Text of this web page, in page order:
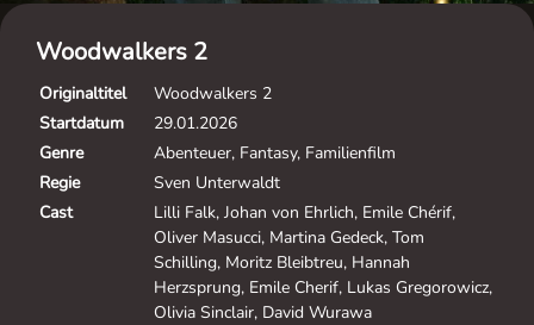
Woodwalkers 2
Originaltitel
Woodwalkers 2
Startdatum
29.01.2026
Genre
Abenteuer, Fantasy, Familienfilm
Regie
Sven Unterwaldt
Cast
Lilli Falk, Johan von Ehrlich, Emile Chérif,
Oliver Masucci, Martina Gedeck, Tom
Schilling, Moritz Bleibtreu, Hannah
Herzsprung, Emile Cherif, Lukas Gregorowicz,
Olivia Sinclair, David Wurawa